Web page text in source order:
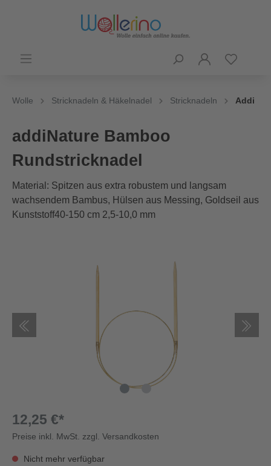
Wolle Stricknadeln & Häkelnadel Stricknadeln Addi
addiNature Bamboo
Rundstricknadel
Material: Spitzen aus extra robustem und langsam
wachsendem Bambus, Hülsen aus Messing, Goldseil aus
Kunststoff40-150 cm 2,5-10,0 mm
12,25 €*
Preise inkl. MwSt. zzgl. Versandkosten
Nicht mehr verfügbar